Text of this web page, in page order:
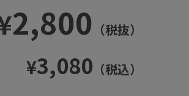
2,800 （税抜）
¥3,080 （税込）